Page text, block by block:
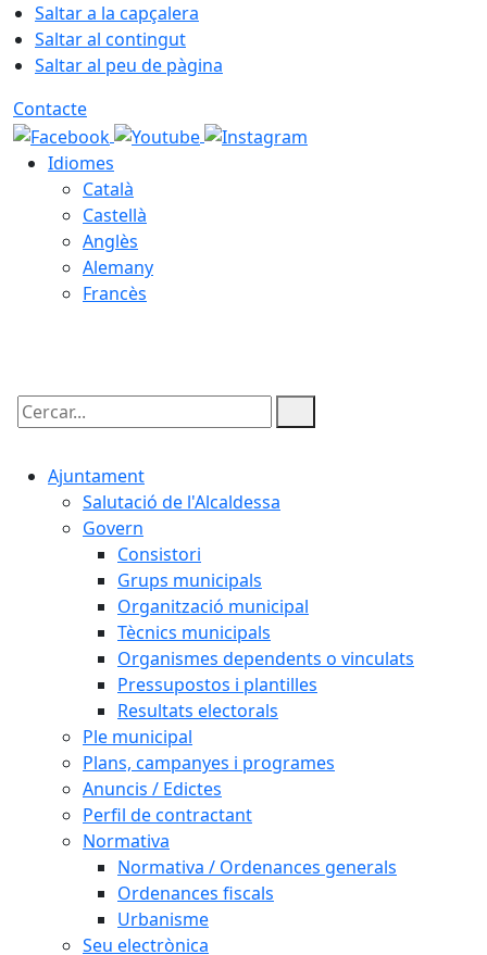
Saltar a la capçalera
Saltar al contingut
Saltar al peu de pàgina
Contacte
Idiomes
Català
Castellà
Anglès
Alemany
Francès
Cercar:
Ajuntament
Salutació de l'Alcaldessa
Govern
Consistori
Grups municipals
Organització municipal
Tècnics municipals
Organismes dependents o vinculats
Pressupostos i plantilles
Resultats electorals
Ple municipal
Plans, campanyes i programes
Anuncis / Edictes
Perfil de contractant
Normativa
Normativa / Ordenances generals
Ordenances fiscals
Urbanisme
Seu electrònica